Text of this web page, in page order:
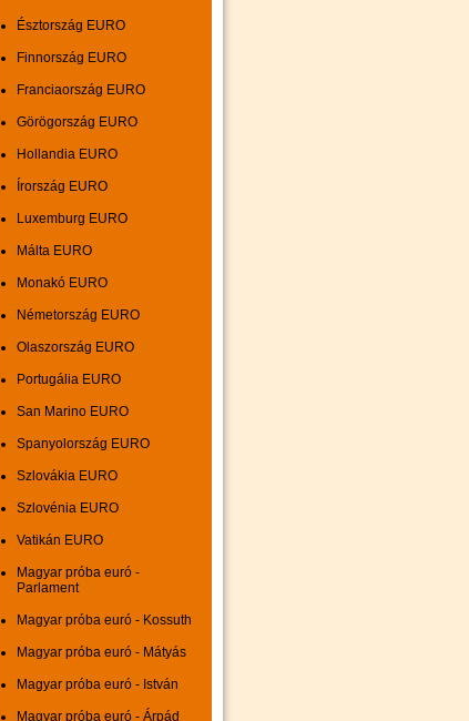
Észtország EURO
Finnország EURO
Franciaország EURO
Görögország EURO
Hollandia EURO
Írország EURO
Luxemburg EURO
Málta EURO
Monakó EURO
Németország EURO
Olaszország EURO
Portugália EURO
San Marino EURO
Spanyolország EURO
Szlovákia EURO
Szlovénia EURO
Vatikán EURO
Magyar próba euró -
Parlament
Magyar próba euró - Kossuth
Magyar próba euró - Mátyás
Magyar próba euró - István
Magyar próba euró - Árpád